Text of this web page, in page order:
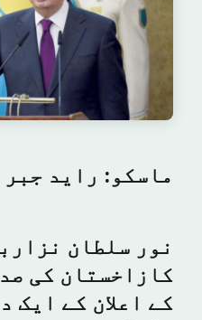
ماسکو: راید جبر
نور سلطان
کازاخستان کی
کے اعلان کے ایک